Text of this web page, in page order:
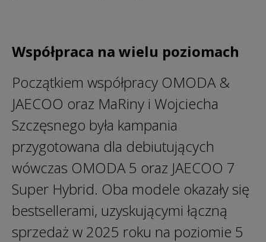
Współpraca na wielu poziomach
Początkiem współpracy OMODA &
JAECOO oraz MaRiny i Wojciecha
Szczęsnego była kampania
przygotowana dla debiutujących
wówczas OMODA 5 oraz JAECOO 7
Super Hybrid. Oba modele okazały się
bestsellerami, uzyskującymi łączną
sprzedaż w 2025 roku na poziomie 5